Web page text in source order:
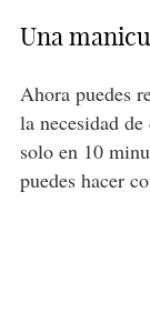
Una
Ahora puedes
la necesidad
solo en 10
puedes hacer